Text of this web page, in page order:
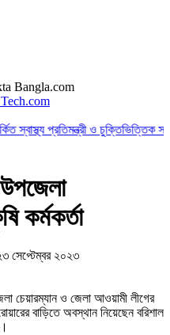
Bangla.com
প্রতিমন্ত্রী ও চুক্তিভিত্তিক সচিব!
উপজেলা
কর্মকর্তা
সেপ্টেম্বর ২০২৩
চেয়ারম্যান ও জেলা আওয়ামী লীগের
বাড়িতে অবস্থান নিয়েছেন বরিশাল